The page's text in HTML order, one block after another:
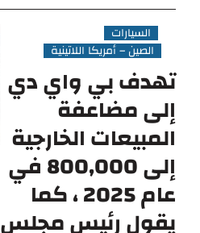
السيارات
الصين – أمريكا اللاتينية
تهدف بي واي دي
إلى مضاعفة
المبيعات الخارجية
إلى 800,000 في
عام 2025 ، كما
يقول رئيس مجلس